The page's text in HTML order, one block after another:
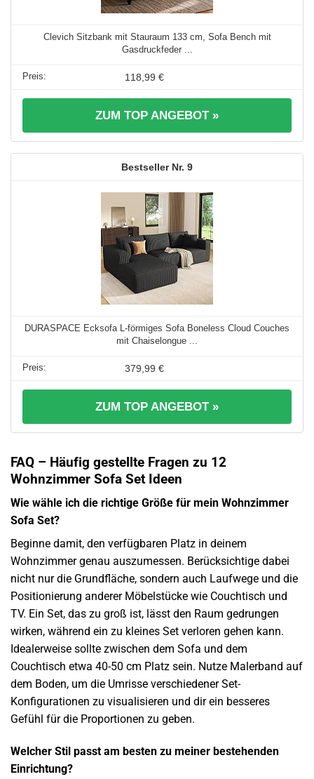
Clevich Sitzbank mit Stauraum 133 cm, Sofa Bench mit
Gasdruckfeder ...
118,99 €
ZUM TOP ANGEBOT »
9
DURASPACE Ecksofa L-förmiges Sofa Boneless Cloud Couches
mit Chaiselongue ...
379,99 €
ZUM TOP ANGEBOT »
FAQ – Häufig gestellte Fragen zu 12
Wohnzimmer Sofa Set Ideen
Wie wähle ich die richtige Größe für mein Wohnzimmer
Sofa Set?
Beginne damit, den verfügbaren Platz in deinem
Wohnzimmer genau auszumessen. Berücksichtige dabei
nicht nur die Grundfläche, sondern auch Laufwege und die
Positionierung anderer Möbelstücke wie Couchtisch und
TV. Ein Set, das zu groß ist, lässt den Raum gedrungen
wirken, während ein zu kleines Set verloren gehen kann.
Idealerweise sollte zwischen dem Sofa und dem
Couchtisch etwa 40-50 cm Platz sein. Nutze Malerband auf
dem Boden, um die Umrisse verschiedener Set-
Konfigurationen zu visualisieren und dir ein besseres
Gefühl für die Proportionen zu geben.
Welcher Stil passt am besten zu meiner bestehenden
Einrichtung?